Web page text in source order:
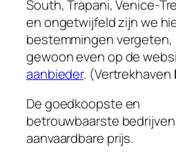
South, Trapani, Venice-
en ongetwijfeld zijn we
bestemmingen vergeten,
gewoon even op de
aanbieder. (Vertrekhaven
De goedkoopste en
betrouwbaarste
aanvaardbare prijs.